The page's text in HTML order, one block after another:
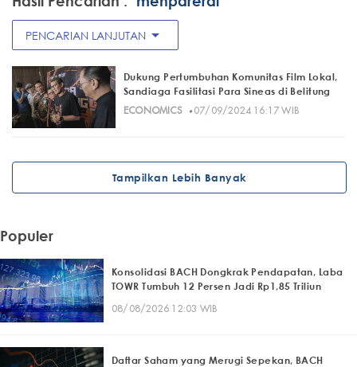
PENCARIAN LANJUTAN arrow_drop_down
Dukung Pertumbuhan Komunitas Film Lokal,
Sandiaga Fasilitasi Para Sineas di Belitung
ECONOMICS· 07/09/2024 16:17 WIB
Tampilkan Lebih Banyak
Populer
Konsolidasi BACH Dongkrak Pendapatan, Laba
TOWR Tumbuh 12 Persen Jadi Rp1,85 Triliun
08/08/2026 12:03 WIB
Daftar Saham yang Merugi Sepekan, BACH